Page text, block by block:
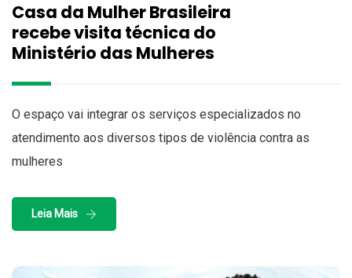
Casa da Mulher Brasileira
recebe visita técnica do
Ministério das Mulheres
O espaço vai integrar os serviços especializados no
atendimento aos diversos tipos de violência contra as
mulheres
Leia Mais